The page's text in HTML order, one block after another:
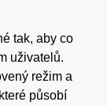
tak, aby co
uživatelů.
režim a
působí